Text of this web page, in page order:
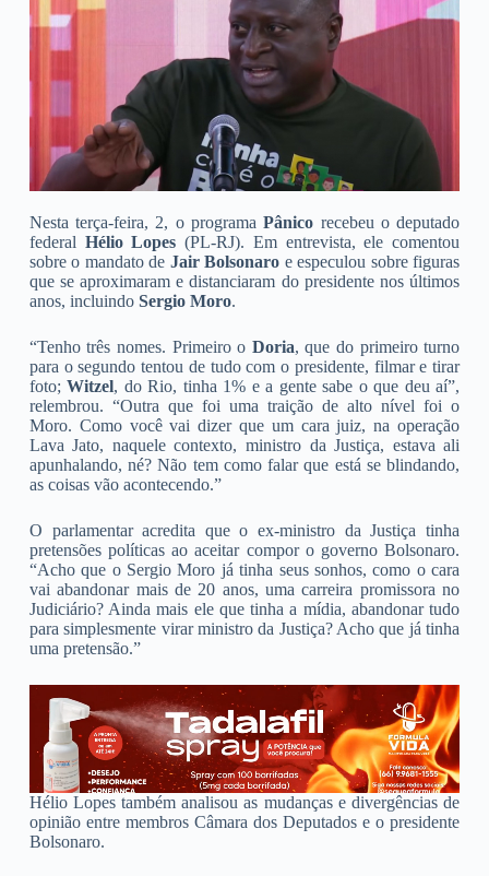
Nesta terça-feira, 2, o programaPânico recebeu o deputado
federal Hélio Lopes (PL-RJ). Em entrevista, ele comentou
sobre o mandato de Jair Bolsonaro e especulou sobre figuras
que se aproximaram e distanciaram do presidente nos últimos
anos, incluindo Sergio Moro.
“Tenho três nomes. Primeiro o Doria, que do primeiro turno
para o segundo tentou de tudo com o presidente, filmar e tirar
foto;Witzel, do Rio, tinha 1% e a gente sabe o que deu aí”,
relembrou. “Outra que foi uma traição de alto nível foi o
Moro. Como você vai dizer que um cara juiz, na operação
Lava Jato, naquele contexto, ministro da Justiça, estava ali
apunhalando, né? Não tem como falar que está se blindando,
as coisas vão acontecendo.”
O parlamentar acredita que o ex-ministro da Justiça tinha
pretensões políticas ao aceitar compor o governo Bolsonaro.
“Acho que o Sergio Moro já tinha seus sonhos, como o cara
vai abandonar mais de 20 anos, uma carreira promissora no
Judiciário? Ainda mais ele que tinha a mídia, abandonar tudo
para simplesmente virar ministro da Justiça? Acho que já tinha
uma pretensão.”
Hélio Lopes também analisou as mudanças e divergências de
opinião entre membros Câmara dos Deputados e o presidente
Bolsonaro.